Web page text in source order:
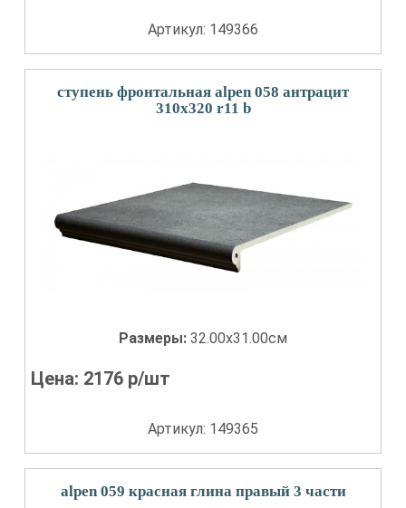
Артикул: 149366
ступень фронтальная alpen 058 антрацит
310x320 r11 b
Размеры: 32.00x31.00см
Цена: 2176 р/шт
Артикул: 149365
alpen 059 красная глина правый 3 части